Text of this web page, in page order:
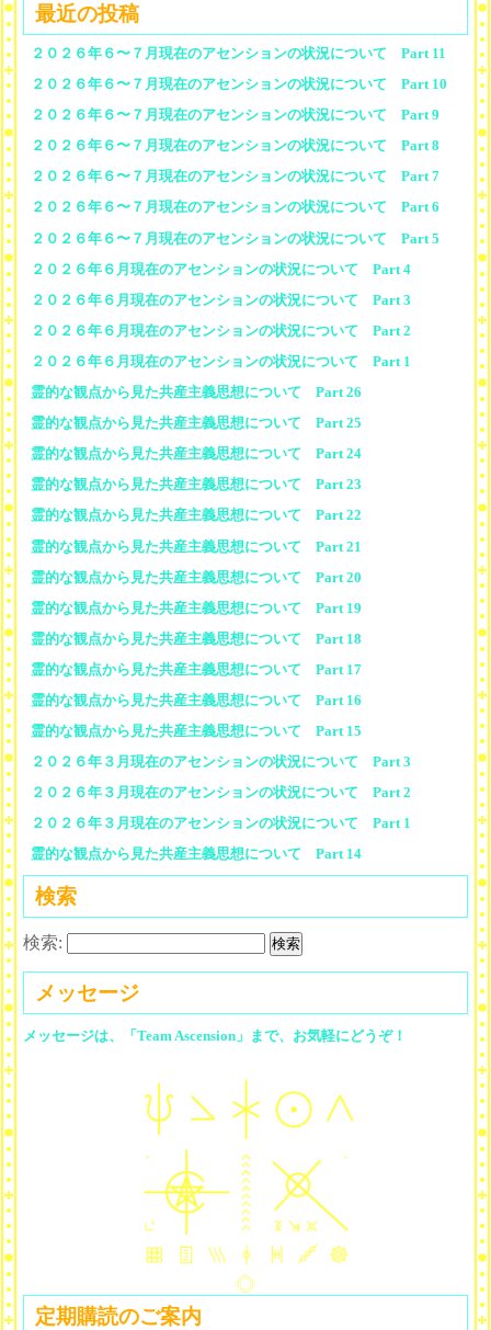
最近の投稿
２０２６年６〜７月現在のアセンションの状況について Part 11
２０２６年６〜７月現在のアセンションの状況について Part 10
２０２６年６〜７月現在のアセンションの状況について Part 9
２０２６年６〜７月現在のアセンションの状況について Part 8
２０２６年６〜７月現在のアセンションの状況について Part 7
２０２６年６〜７月現在のアセンションの状況について Part 6
２０２６年６〜７月現在のアセンションの状況について Part 5
２０２６年６月現在のアセンションの状況について Part 4
２０２６年６月現在のアセンションの状況について Part 3
２０２６年６月現在のアセンションの状況について Part 2
２０２６年６月現在のアセンションの状況について Part 1
霊的な観点から見た共産主義思想について Part 26
霊的な観点から見た共産主義思想について Part 25
霊的な観点から見た共産主義思想について Part 24
霊的な観点から見た共産主義思想について Part 23
霊的な観点から見た共産主義思想について Part 22
霊的な観点から見た共産主義思想について Part 21
霊的な観点から見た共産主義思想について Part 20
霊的な観点から見た共産主義思想について Part 19
霊的な観点から見た共産主義思想について Part 18
霊的な観点から見た共産主義思想について Part 17
霊的な観点から見た共産主義思想について Part 16
霊的な観点から見た共産主義思想について Part 15
２０２６年３月現在のアセンションの状況について Part 3
２０２６年３月現在のアセンションの状況について Part 2
２０２６年３月現在のアセンションの状況について Part 1
霊的な観点から見た共産主義思想について Part 14
検索
検索:
メッセージ
メッセージは、「Team Ascension」まで、お気軽にどうぞ！
定期購読のご案内